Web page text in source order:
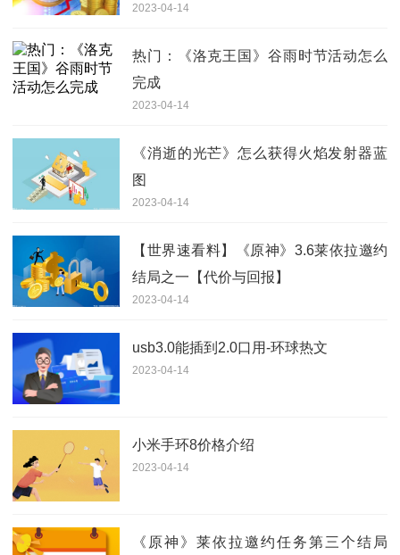
程
2023-04-14
热门：《洛克王国》谷雨时节活动怎么
完成
2023-04-14
《消逝的光芒》怎么获得火焰发射器蓝
图
2023-04-14
【世界速看料】《原神》3.6莱依拉邀约
结局之一【代价与回报】
2023-04-14
usb3.0能插到2.0口用-环球热文
2023-04-14
小米手环8价格介绍
2023-04-14
《原神》莱依拉邀约任务第三个结局